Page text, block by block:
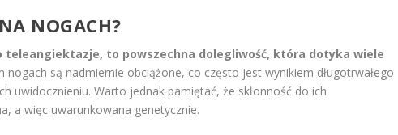
NOGACH?
teleangiektazje, to powszechna dolegliwość, która dotyka wiele
nogach są nadmiernie obciążone, co często jest wynikiem długotrwałego
uwidocznieniu. Warto jednak pamiętać, że skłonność do ich
a więc uwarunkowana genetycznie.